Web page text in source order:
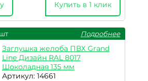
Купить в 1 клик
Подробнее
Заглушка желоба ПВХ Grand
Line Дизайн RAL 8017
Шоколадная 135 мм
Артикул: 14661